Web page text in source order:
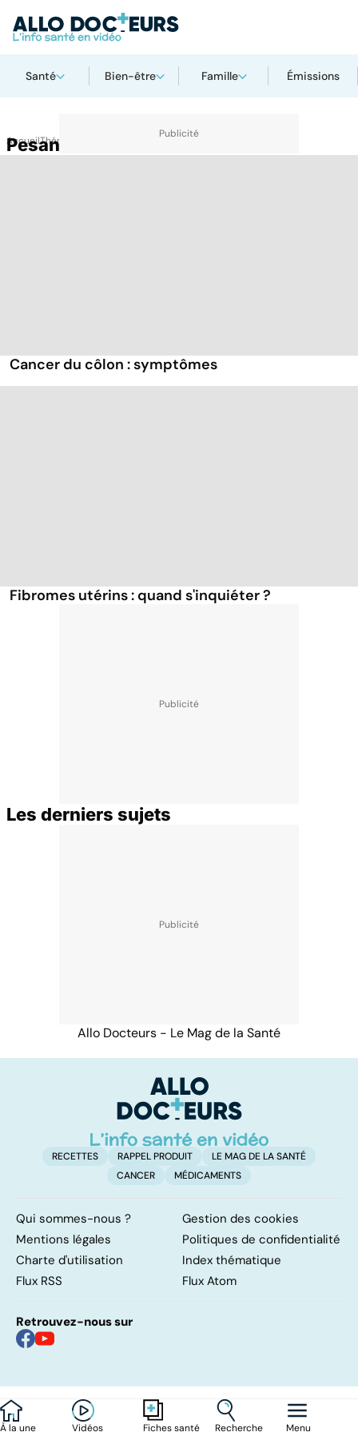
Santé Bien-être Famille Émissions
À la une Vidéos Fiches santé Recherche Menu
AccueilThématiques
Pesanteur
Cancer du côlon : symptômes
Fibromes utérins : quand s'inquiéter ?
Les derniers sujets
Allo Docteurs - Le Mag de la Santé
RECETTES RAPPEL PRODUIT
LE MAG DE LA SANTÉ
CANCER
MÉDICAMENTS
Qui sommes-nous ?
Gestion des cookies
Mentions légales
Politiques de confidentialité
Charte d'utilisation
Index thématique
Flux RSS
Flux Atom
Retrouvez-nous sur